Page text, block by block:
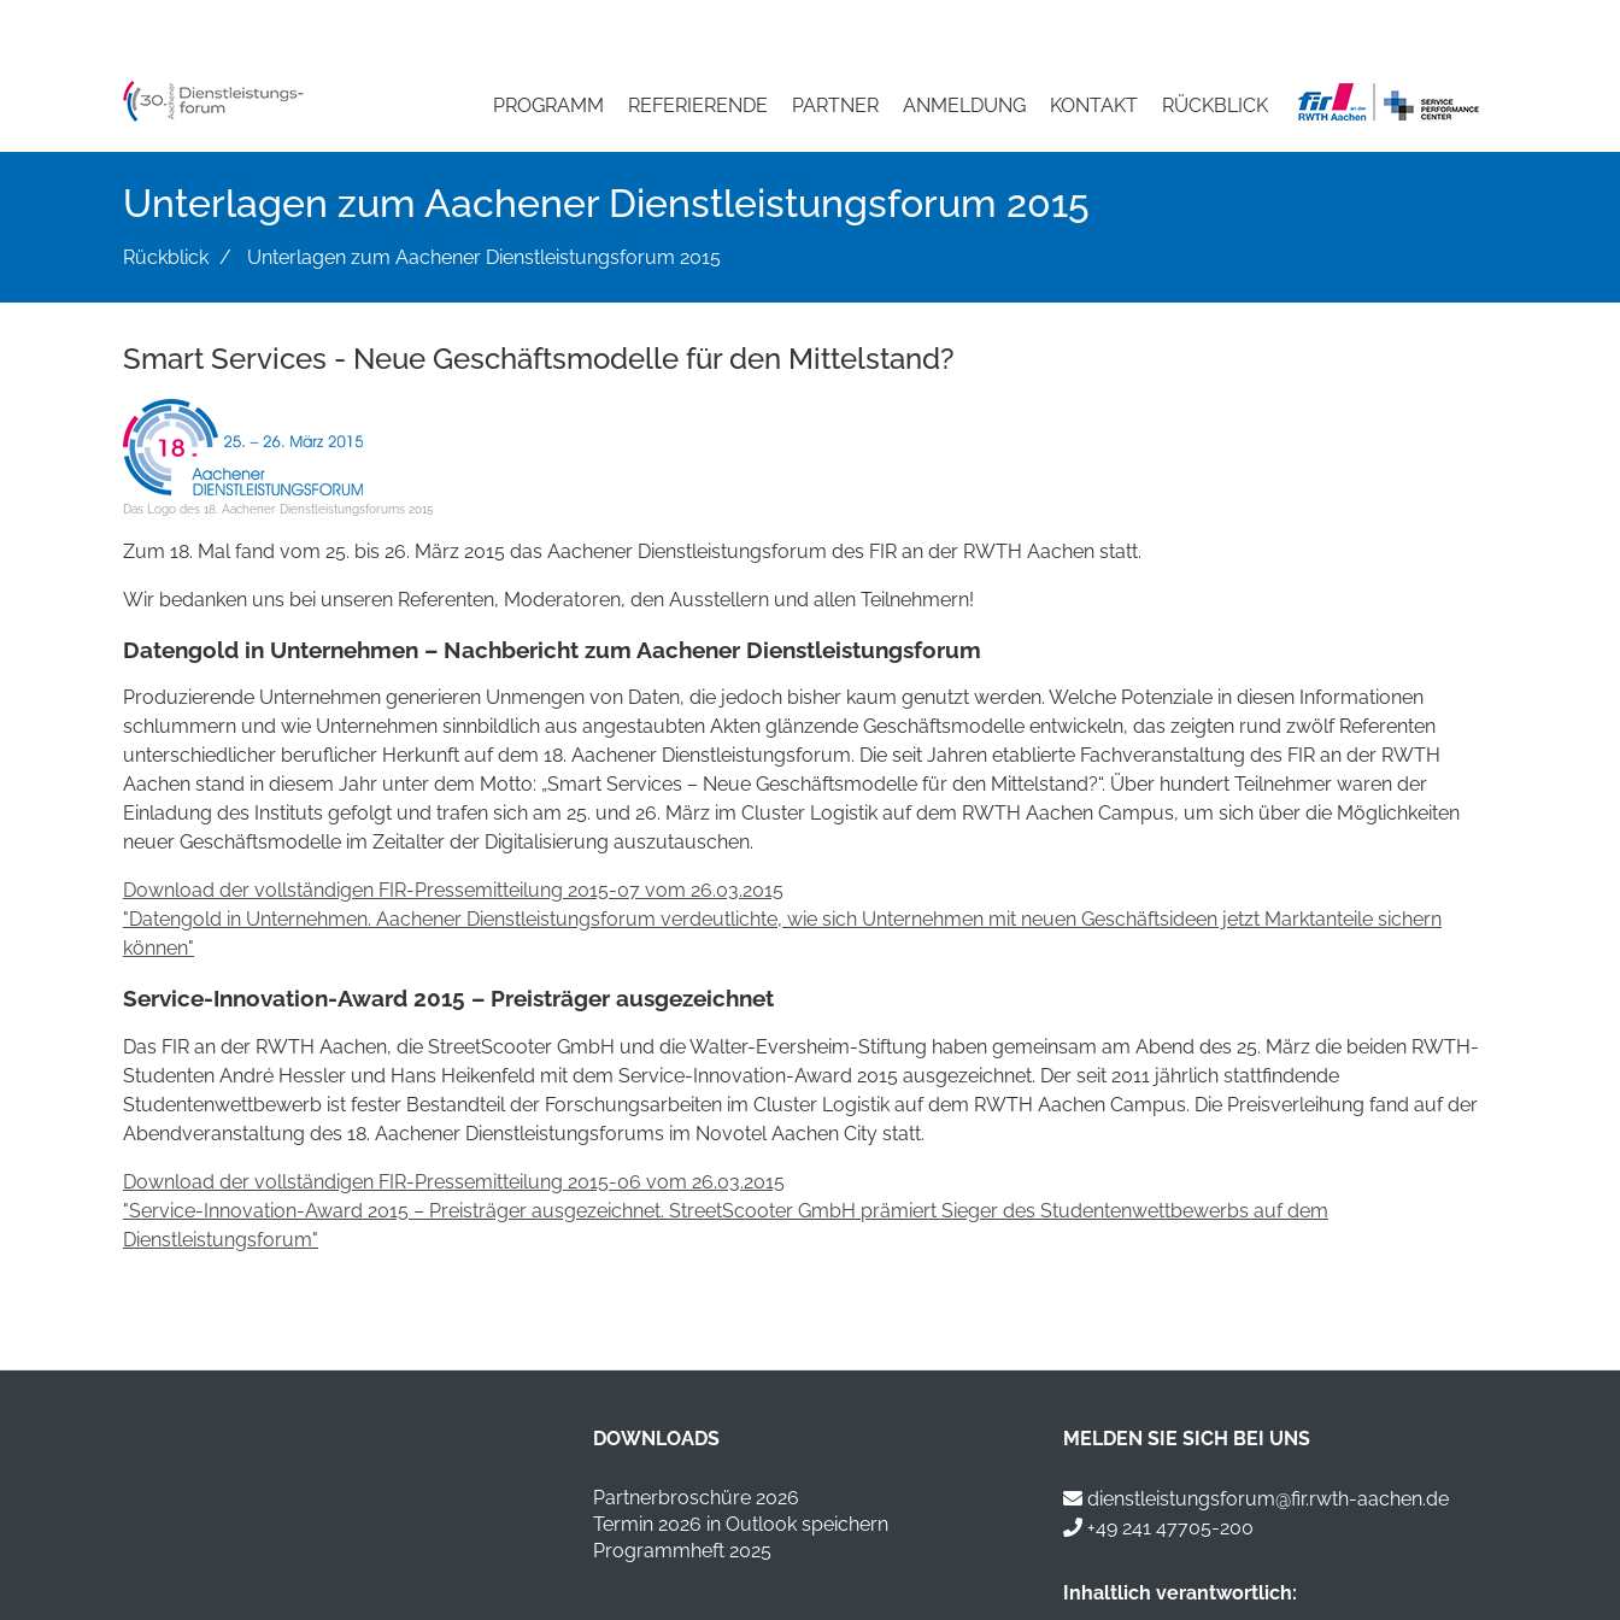
PROGRAMM
REFERIERENDE PARTNER ANMELDUNG KONTAKT RÜCKBLICK
Unterlagen zum Aachener Dienstleistungsforum 2015
Rückblick Unterlagen zum Aachener Dienstleistungsforum 2015
Smart Services - Neue Geschäftsmodelle für den Mittelstand?
Das Logo des 18. Aachener Dienstleistungsforums 2015
Zum 18. Mal fand vom 25. bis 26. März 2015 das Aachener Dienstleistungsforum des FIR an der RWTH Aachen statt.
Wir bedanken uns bei unseren Referenten, Moderatoren, den Ausstellern und allen Teilnehmern!
Datengold in Unternehmen – Nachbericht zum Aachener Dienstleistungsforum
Produzierende Unternehmen generieren Unmengen von Daten, die jedoch bisher kaum genutzt werden. Welche Potenziale in diesen Informationen
schlummern und wie Unternehmen sinnbildlich aus angestaubten Akten glänzende Geschäftsmodelle entwickeln, das zeigten rund zwölf Referenten
unterschiedlicher beruflicher Herkunft auf dem 18. Aachener Dienstleistungsforum. Die seit Jahren etablierte Fachveranstaltung des FIR an der RWTH
Aachen stand in diesem Jahr unter dem Motto: „Smart Services – Neue Geschäftsmodelle für den Mittelstand?“. Über hundert Teilnehmer waren der
Einladung des Instituts gefolgt und trafen sich am 25. und 26. März im Cluster Logistik auf dem RWTH Aachen Campus, um sich über die Möglichkeiten
neuer Geschäftsmodelle im Zeitalter der Digitalisierung auszutauschen.
Download der vollständigen FIR-Pressemitteilung 2015-07 vom 26.03.2015
"Datengold in Unternehmen. Aachener Dienstleistungsforum verdeutlichte, wie sich Unternehmen mit neuen Geschäftsideen jetzt Marktanteile sichern
können"
Service-Innovation-Award 2015 – Preisträger ausgezeichnet
Das FIR an der RWTH Aachen, die StreetScooter GmbH und die Walter-Eversheim-Stiftung haben gemeinsam am Abend des 25. März die beiden RWTH-
Studenten André Hessler und Hans Heikenfeld mit dem Service-Innovation-Award 2015 ausgezeichnet. Der seit 2011 jährlich stattfindende
Studentenwettbewerb ist fester Bestandteil der Forschungsarbeiten im Cluster Logistik auf dem RWTH Aachen Campus. Die Preisverleihung fand auf der
Abendveranstaltung des 18. Aachener Dienstleistungsforums im Novotel Aachen City statt.
Download der vollständigen FIR-Pressemitteilung 2015-06 vom 26.03.2015
"Service-Innovation-Award 2015 – Preisträger ausgezeichnet. StreetScooter GmbH prämiert Sieger des Studentenwettbewerbs auf dem
Dienstleistungsforum"
DOWNLOADS
Partnerbroschüre 2026
Termin 2026 in Outlook speichern
Programmheft 2025
MELDEN SIE SICH BEI UNS
dienstleistungsforum@fir.rwth-aachen.de
+49 241 47705-200
Inhaltlich verantwortlich: